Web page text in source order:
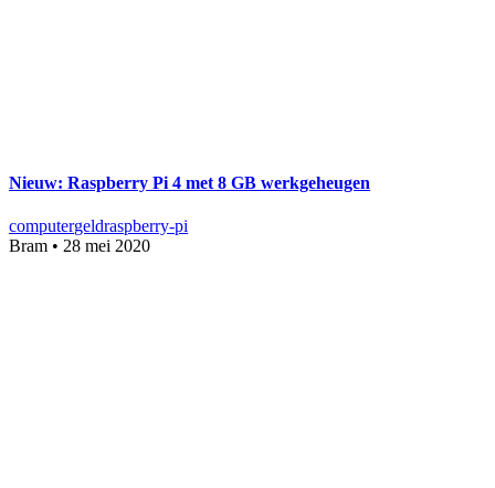
Nieuw: Raspberry Pi 4 met 8 GB werkgeheugen
computergeldraspberry-pi
Bram • 28 mei 2020